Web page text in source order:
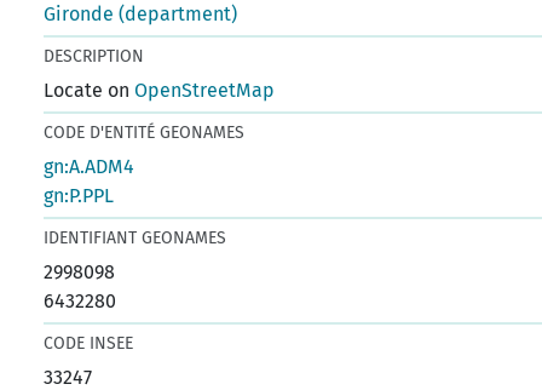
Gironde (department)
DESCRIPTION
Locate onOpenStreetMap
CODE D'ENTITÉ GEONAMES
gn:A.ADM4
gn:P.PPL
IDENTIFIANT GEONAMES
2998098
6432280
CODE INSEE
33247